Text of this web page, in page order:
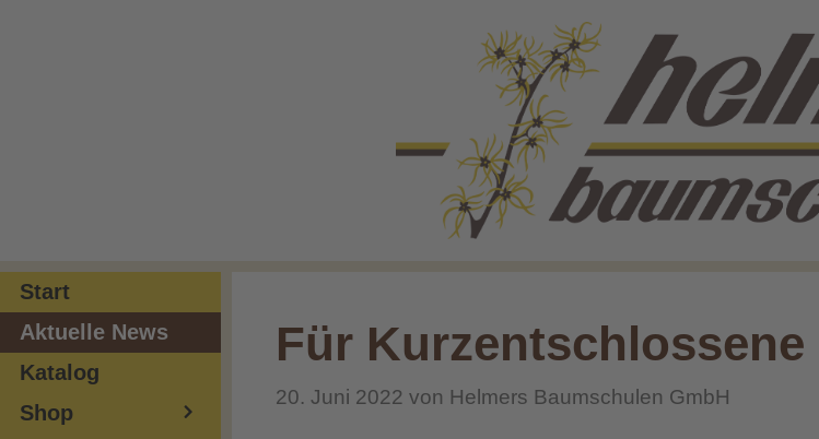
Für Kurzentschlossene
20. Juni 2022 von Helmers Baumschulen GmbH
Start
Aktuelle News
Katalog
Shop